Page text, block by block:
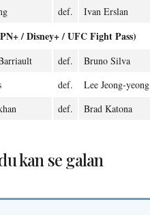
def. Ivan Erslan
/ Disney+ / UFC Fight Pass)
def.
Bruno Silva
def.
Lee Jeong-yeong
def. Brad Katona
kan se galan